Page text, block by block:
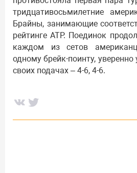
тридцативосьмилетние
Брайны, занимающие
рейтинге АТР. Поединок
каждом из сетов
одному брейк-поинту,
своих подачах – 4-6, 4-6.